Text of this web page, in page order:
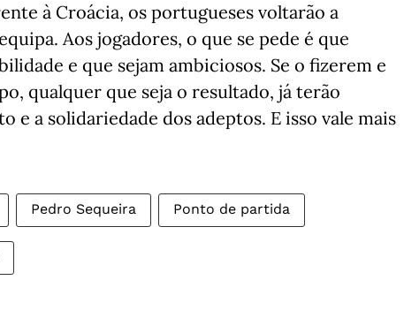
à Croácia, os portugueses voltarão a
Aos jogadores, o que se pede é que
e que sejam ambiciosos. Se o fizerem e
qualquer que seja o resultado, já terão
e a solidariedade dos adeptos. E isso vale mais
Pedro Sequeira Ponto de partida